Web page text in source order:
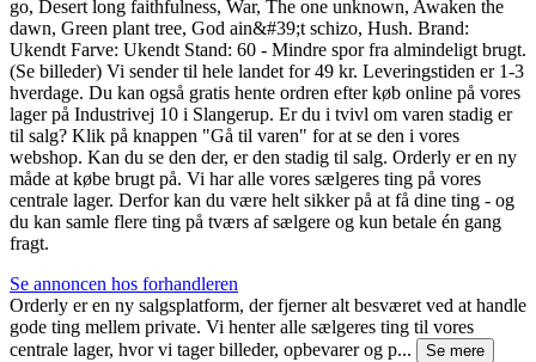
go, Desert long faithfulness, War, The one unknown, Awaken the
dawn, Green plant tree, God ain&#39;t schizo, Hush. Brand:
Ukendt Farve: Ukendt Stand: 60 - Mindre spor fra almindeligt brugt.
(Se billeder) Vi sender til hele landet for 49 kr. Leveringstiden er 1-3
hverdage. Du kan også gratis hente ordren efter køb online på vores
lager på Industrivej 10 i Slangerup. Er du i tvivl om varen stadig er
til salg? Klik på knappen "Gå til varen" for at se den i vores
webshop. Kan du se den der, er den stadig til salg. Orderly er en ny
måde at købe brugt på. Vi har alle vores sælgeres ting på vores
centrale lager. Derfor kan du være helt sikker på at få dine ting - og
du kan samle flere ting på tværs af sælgere og kun betale én gang
fragt.
Se annoncen hos forhandleren
Orderly er en ny salgsplatform, der fjerner alt besværet ved at handle
gode ting mellem private. Vi henter alle sælgeres ting til vores
centrale lager, hvor vi tager billeder, opbevarer og p...
Se mere